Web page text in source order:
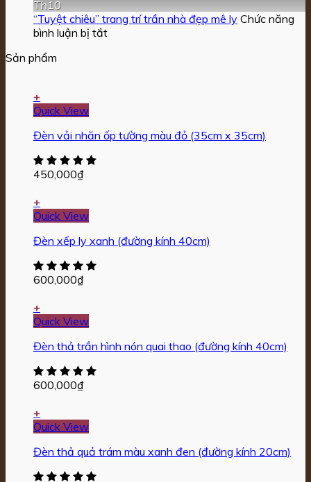
nội
và
hoa
mái
tóc
Th10
“Tuyệt chiêu” trang trí trần nhà đẹp mê ly Chức năng
bình luận bị tắtở
đẹp
mê
Sản phẩm
+
Quick View
Đèn vải nhăn ốp tường màu đỏ (35cm x 35cm)
450,000₫
+
Quick View
Đèn xếp ly xanh (đường kính 40cm)
600,000₫
+
Quick View
Đèn thả trần hình nón quai thao (đường kính 40cm)
600,000₫
+
Quick View
Đèn thả quả trám màu xanh đen (đường kính 20cm)